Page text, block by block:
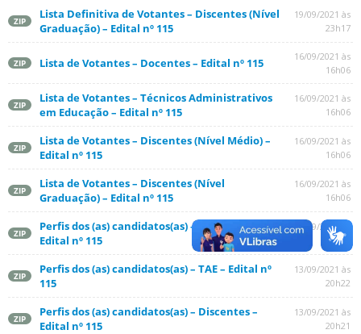
ZIP
Lista Definitiva de Votantes – Discentes (Nível
Graduação) – Edital nº 115
19/09/2021 às
23h17
ZIP Lista de Votantes – Docentes – Edital nº 115
16/09/2021 às
16h06
ZIP
Lista de Votantes – Técnicos Administrativos
em Educação – Edital nº 115
16/09/2021 às
16h06
ZIP
Lista de Votantes – Discentes (Nível Médio) –
Edital nº 115
16/09/2021 às
16h06
ZIP
Lista de Votantes – Discentes (Nível
Graduação) – Edital nº 115
16/09/2021 às
16h06
ZIP
Perfis dos (as) candidatos(as) – Docentes –
Edital nº 115
13/09/2021 às
20h22
ZIP
Perfis dos (as) candidatos(as) – TAE – Edital nº
115
13/09/2021 às
20h22
ZIP
Perfis dos (as) candidatos(as) – Discentes –
Edital nº 115
13/09/2021 às
20h21